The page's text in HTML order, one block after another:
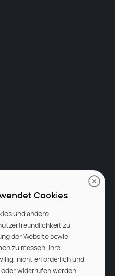
Cookies
und andere
zu
der Website sowie
zu messen. Ihre
nicht erforderlich und
widerrufen werden.